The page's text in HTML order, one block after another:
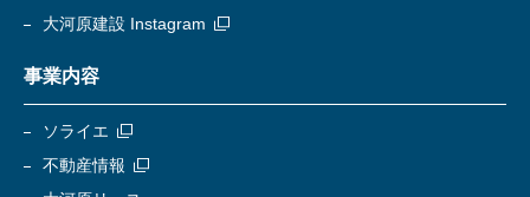
大河原建設 Instagram
事業内容
ソライエ
不動産情報